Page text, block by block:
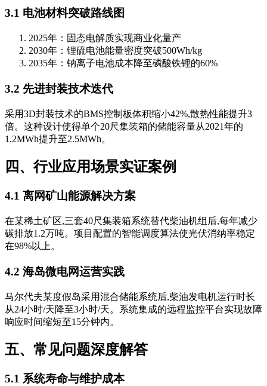
3.1 电池材料突破路线图
2025年：固态电解质实现商业化量产
2030年：锂硫电池能量密度突破500Wh/kg
2035年：钠离子电池成本降至磷酸铁锂的60%
3.2 先进封装技术迭代
采用3D封装技术的BMS控制板体积缩小42%,散热性能提升3
倍。这种设计使得单个20尺集装箱的储能容量从2021年的
1.2MWh提升至2.5MWh。
四、行业应用场景实证案例
4.1 离网矿山能源解决方案
在某稀土矿区,三套40尺集装箱系统替代柴油机组后,每年减少
碳排放1.2万吨。项目配置的智能调度算法使光伏消纳率稳定
在98%以上。
4.2 海岛微电网运营实践
马尔代夫某度假岛采用混合储能系统后,柴油发电机运行时长
从24小时/天降至3小时/天。系统集成的远程监控平台实现故障
响应时间缩短至15分钟内。
五、常见问题深度解答
5.1 系统寿命与维护成本